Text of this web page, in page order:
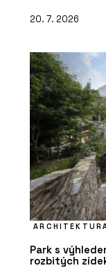
20. 7. 2026
Park s
rozbitých